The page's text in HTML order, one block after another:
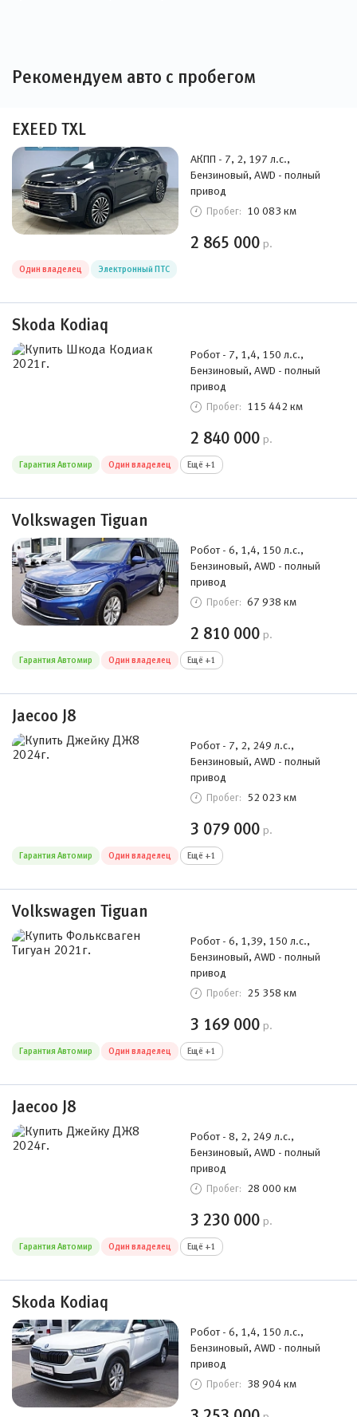
Рекомендуем авто с пробегом
EXEED TXL
АКПП - 7, 2, 197 л.с.,
Бензиновый, AWD - полный
привод
Пробег: 10 083 км
2 865 000 р.
Один владелец Электронный ПТС
Skoda Kodiaq
Робот - 7, 1,4, 150 л.с.,
Бензиновый, AWD - полный
привод
Пробег: 115 442 км
2 840 000 р.
Гарантия Автомир Один владелец Ещё +1
Volkswagen Tiguan
Робот - 6, 1,4, 150 л.с.,
Бензиновый, AWD - полный
привод
Пробег: 67 938 км
2 810 000 р.
Гарантия Автомир Один владелец Ещё +1
Jaecoo J8
Робот - 7, 2, 249 л.с.,
Бензиновый, AWD - полный
привод
Пробег: 52 023 км
3 079 000 р.
Гарантия Автомир Один владелец Ещё +1
Volkswagen Tiguan
Робот - 6, 1,39, 150 л.с.,
Бензиновый, AWD - полный
привод
Пробег: 25 358 км
3 169 000 р.
Гарантия Автомир Один владелец Ещё +1
Jaecoo J8
Робот - 8, 2, 249 л.с.,
Бензиновый, AWD - полный
привод
Пробег: 28 000 км
3 230 000 р.
Гарантия Автомир Один владелец Ещё +1
Skoda Kodiaq
Робот - 6, 1,4, 150 л.с.,
Бензиновый, AWD - полный
привод
Пробег: 38 904 км